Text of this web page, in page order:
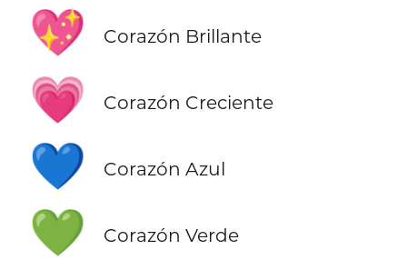
💖 Corazón Brillante
💗 Corazón Creciente
💙 Corazón Azul
💚 Corazón Verde